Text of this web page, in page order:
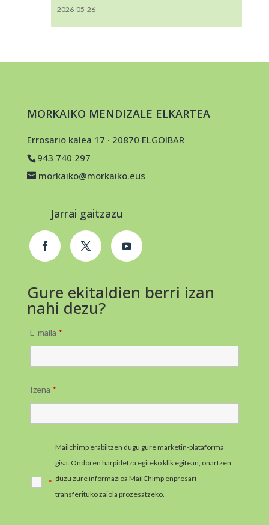
2026-05-26
MORKAIKO MENDIZALE ELKARTEA
Errosario kalea 17 · 20870 ELGOIBAR
943 740 297
morkaiko@morkaiko.eus
Jarrai gaitzazu
Gure ekitaldien berri izan
nahi dezu?
E-maila *
Izena *
*
Mailchimp erabiltzen dugu gure marketin-plataforma
gisa. Ondoren harpidetza egiteko klik egitean, onartzen
duzu zure informazioa MailChimp enpresari
transferituko zaiola prozesatzeko.